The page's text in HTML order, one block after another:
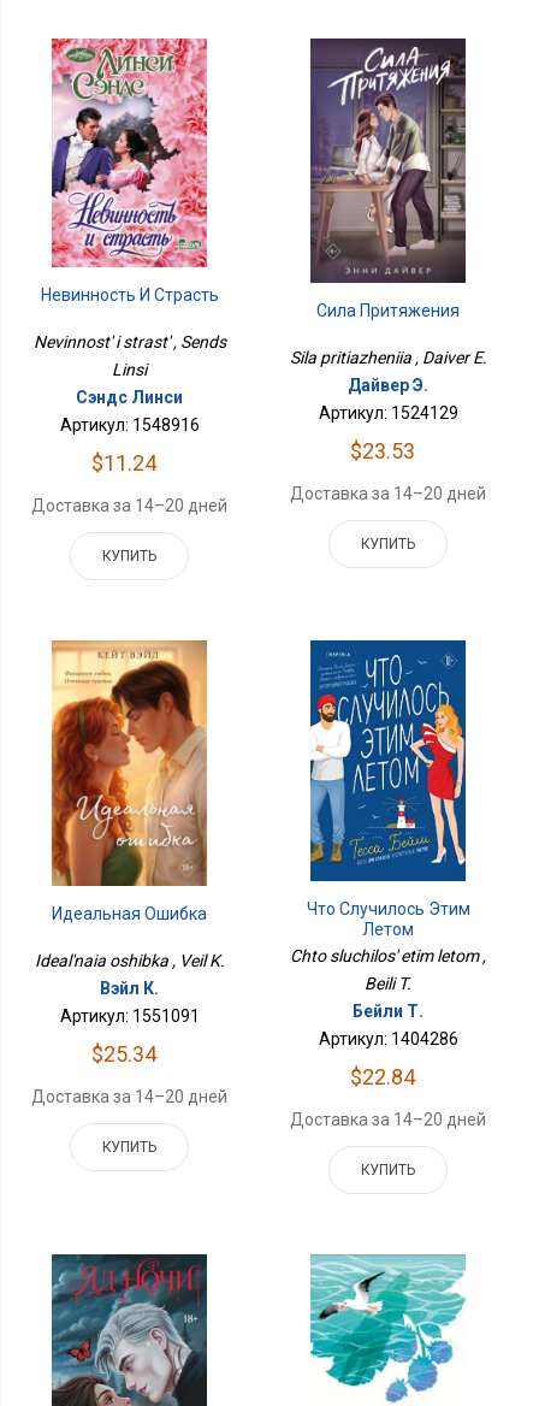
Невинность И Страсть
Nevinnost' i strast' , Sends
Linsi
Сэндс Линси
Артикул: 1548916
$11.24
Доставка за 14–20 дней
КУПИТЬ
Сила Притяжения
Sila pritiazheniia , Daiver E.
Дайвер Э.
Артикул: 1524129
$23.53
Доставка за 14–20 дней
КУПИТЬ
Идеальная Ошибка
Ideal'naia oshibka , Veil K.
Вэйл К.
Артикул: 1551091
$25.34
Доставка за 14–20 дней
КУПИТЬ
Что Случилось Этим
Летом
Chto sluchilos' etim letom ,
Beili T.
Бейли Т.
Артикул: 1404286
$22.84
Доставка за 14–20 дней
КУПИТЬ